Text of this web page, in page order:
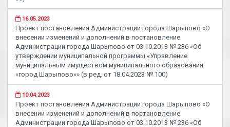
16.05.2023
Проект постановления Администрации города Шарыпово «О
внесении изменений и дополнений в постановление
Администрации города Шарыпово от 03.10.2013 № 236 «Об
утверждении муниципальной программы «Управление
муниципальным имуществом муниципального образования
«город Шарыпово»» (в ред. от 18.04.2023 № 100)
10.04.2023
Проект постановления Администрации города Шарыпово «О
внесении изменений и дополнений в постановление
Администрации города Шарыпово от 03.10.2013 № 236 «Об